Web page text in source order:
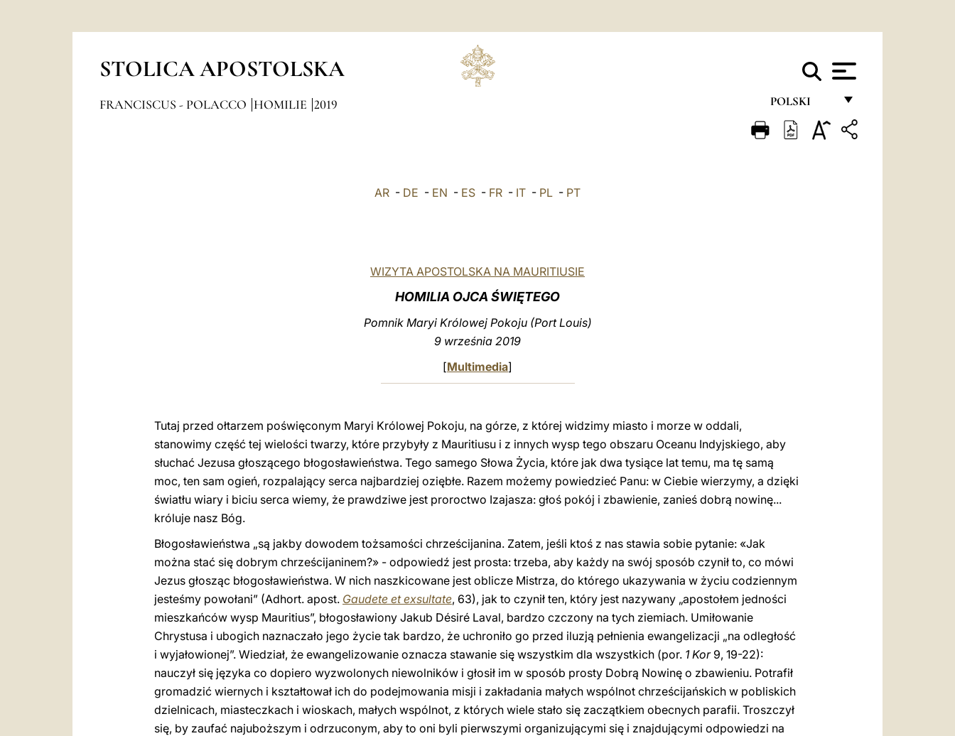
STOLICA APOSTOLSKA
POLSKI
FRANÇAIS
FRANCISCUS - POLACCO HOMILIE 2019
AR - DE - EN - ES - FR - IT - PL - PT
WIZYTA APOSTOLSKA NA MAURITIUSIE
HOMILIA OJCA ŚWIĘTEGO
Pomnik Maryi Królowej Pokoju (Port Louis)
9 września 2019
[Multimedia]
Tutaj przed ołtarzem poświęconym Maryi Królowej Pokoju, na górze, z której widzimy miasto i morze w oddali,
stanowimy część tej wielości twarzy, które przybyły z Mauritiusu i z innych wysp tego obszaru Oceanu Indyjskiego, aby
słuchać Jezusa głoszącego błogosławieństwa. Tego samego Słowa Życia, które jak dwa tysiące lat temu, ma tę samą
moc, ten sam ogień, rozpalający serca najbardziej oziębłe. Razem możemy powiedzieć Panu: w Ciebie wierzymy, a dzięki
światłu wiary i biciu serca wiemy, że prawdziwe jest proroctwo Izajasza: głoś pokój i zbawienie, zanieś dobrą nowinę...
króluje nasz Bóg.
Błogosławieństwa „są jakby dowodem tożsamości chrześcijanina. Zatem, jeśli ktoś z nas stawia sobie pytanie: «Jak
można stać się dobrym chrześcijaninem?» - odpowiedź jest prosta: trzeba, aby każdy na swój sposób czynił to, co mówi
Jezus głosząc błogosławieństwa. W nich naszkicowane jest oblicze Mistrza, do którego ukazywania w życiu codziennym ​​
jesteśmy powołani” (Adhort. apost. Gaudete et exsultate, 63), jak to czynił ten, który jest nazywany „apostołem jedności
mieszkańców wysp Mauritius”, błogosławiony Jakub Désiré Laval, bardzo czczony na tych ziemiach. Umiłowanie
Chrystusa i ubogich naznaczało jego życie tak bardzo, że uchroniło go przed iluzją pełnienia ewangelizacji „na odległość
i wyjałowionej”. Wiedział, że ewangelizowanie oznacza stawanie się wszystkim dla wszystkich (por. 1 Kor9, 19-22):
nauczył się języka co dopiero wyzwolonych niewolników i głosił im w sposób prosty Dobrą Nowinę o zbawieniu. Potrafił
gromadzić wiernych i kształtował ich do podejmowania misji i zakładania małych wspólnot chrześcijańskich w pobliskich
dzielnicach, miasteczkach i wioskach, małych wspólnot, z których wiele stało się zaczątkiem obecnych parafii. Troszczył
się, by zaufać najuboższym i odrzuconym, aby to oni byli pierwszymi organizującymi się i znajdującymi odpowiedzi na